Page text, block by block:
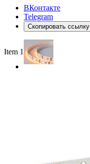
ВКонтакте
Telegram
Скопировать ссылку
Item 1 of 4